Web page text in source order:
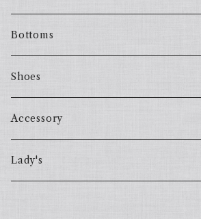
Bottoms
Shoes
Accessory
Lady's